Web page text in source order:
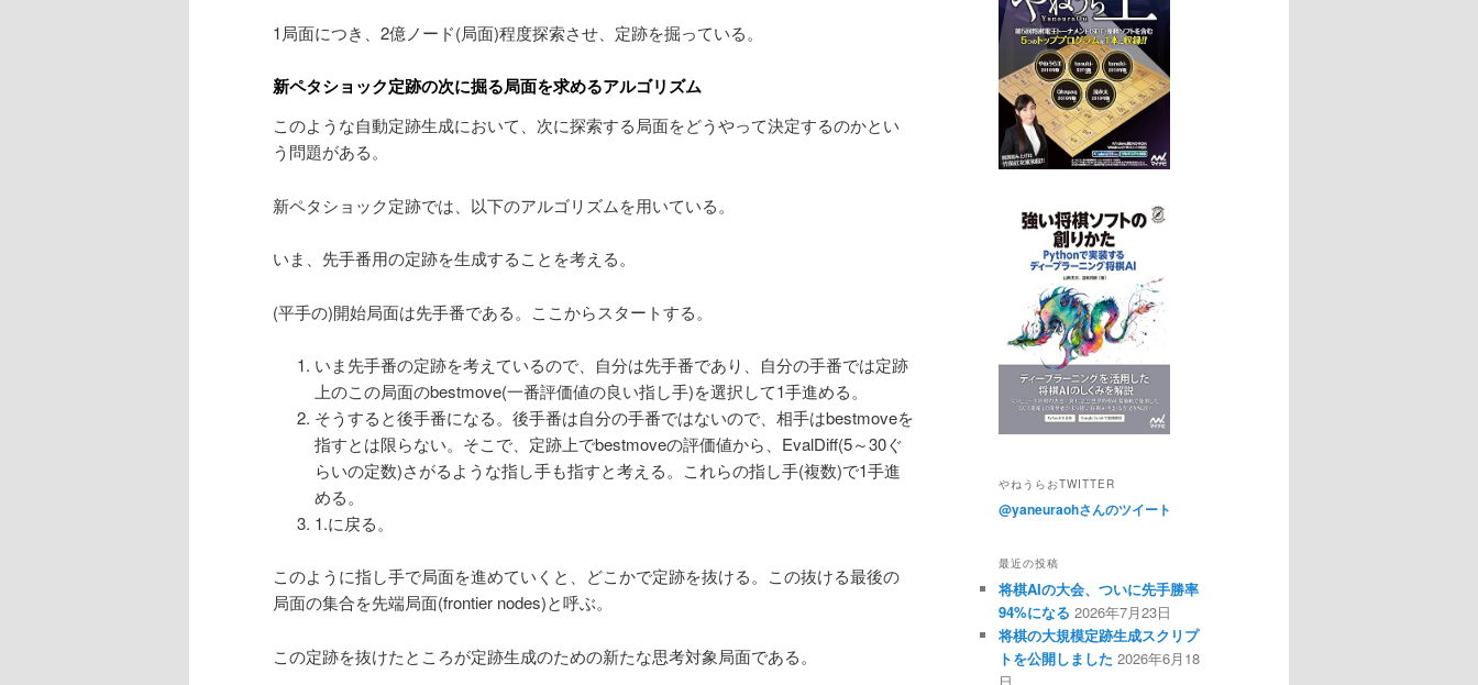
1局面につき、2億ノード(局面)程度探索させ、定跡を掘っている。
新ペタショック定跡の次に掘る局面を求めるアルゴリズム
このような自動定跡生成において、次に探索する局面をどうやって決定するのかとい
う問題がある。
新ペタショック定跡では、以下のアルゴリズムを用いている。
いま、先手番用の定跡を生成することを考える。
(平手の)開始局面は先手番である。ここからスタートする。
いま先手番の定跡を考えているので、自分は先手番であり、自分の手番では定跡
上のこの局面のbestmove(一番評価値の良い指し手)を選択して1手進める。
そうすると後手番になる。後手番は自分の手番ではないので、相手はbestmoveを
指すとは限らない。そこで、定跡上でbestmoveの評価値から、EvalDiff(5～30ぐ
らいの定数)さがるような指し手も指すと考える。これらの指し手(複数)で1手進
める。
1.に戻る。
このように指し手で局面を進めていくと、どこかで定跡を抜ける。この抜ける最後の
局面の集合を先端局面(frontier nodes)と呼ぶ。
この定跡を抜けたところが定跡生成のための新たな思考対象局面である。
やねうらおTWITTER
@yaneuraohさんのツイート
最近の投稿
将棋AIの大会、ついに先手勝率
94%になる 2026年7月23日
将棋の大規模定跡生成スクリプ
トを公開しました 2026年6月18